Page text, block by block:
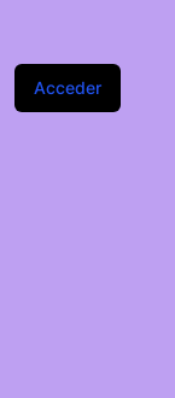
Acceder